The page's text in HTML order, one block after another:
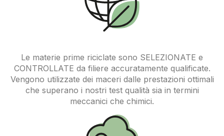
Le materie prime riciclate sono SELEZIONATE e
CONTROLLATE da filiere accuratamente qualificate.
Vengono utilizzate dei maceri dalle prestazioni ottimali
che superano i nostri test qualità sia in termini
meccanici che chimici.